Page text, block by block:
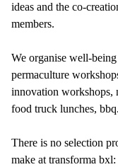
ideas and the co-
members.
We organise well-
permaculture
innovation workshops,
food truck lunches,
There is no selection
make at transforma